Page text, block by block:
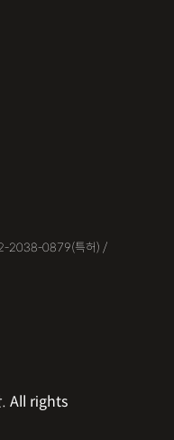
2038-0879(특허) /
All rights